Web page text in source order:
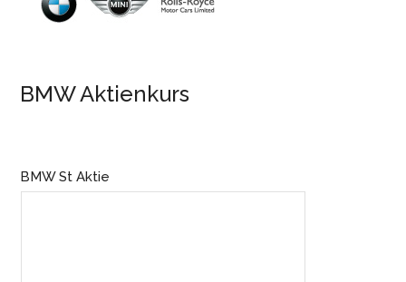
BMW Aktienkurs
BMW St Aktie